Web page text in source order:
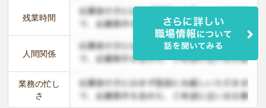
残業時間
人間関係
業務の忙し
さ